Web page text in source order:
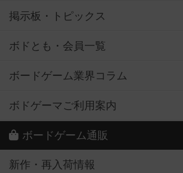
掲示板・トピックス
ボドとも・会員一覧
ボードゲーム業界コラム
ボドゲーマご利用案内
ボードゲーム通販
新作・再入荷情報